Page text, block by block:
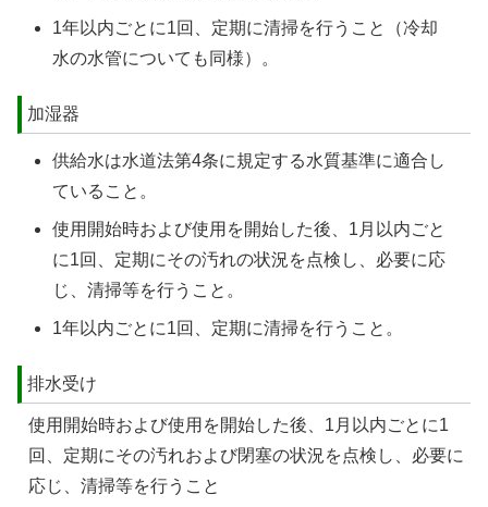
1年以内ごとに1回、定期に清掃を行うこと（冷却
水の水管についても同様）。
加湿器
供給水は水道法第4条に規定する水質基準に適合し
ていること。
使用開始時および使用を開始した後、1月以内ごと
に1回、定期にその汚れの状況を点検し、必要に応
じ、清掃等を行うこと。
1年以内ごとに1回、定期に清掃を行うこと。
排水受け
使用開始時および使用を開始した後、1月以内ごとに1
回、定期にその汚れおよび閉塞の状況を点検し、必要に
応じ、清掃等を行うこと